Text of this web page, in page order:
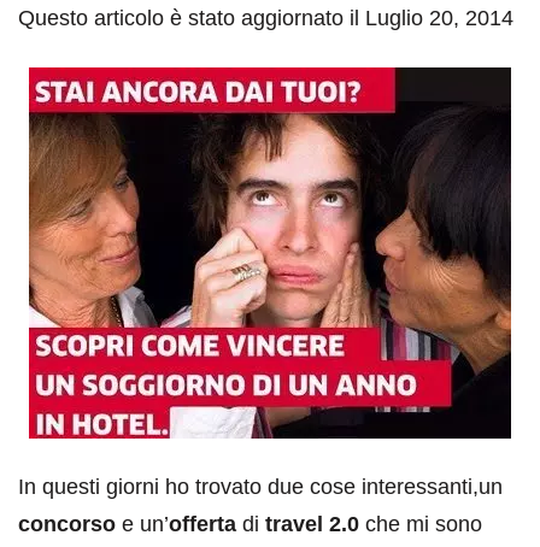
Questo articolo è stato aggiornato il Luglio 20, 2014
In questi giorni ho trovato due cose interessanti,un
concorso e un’offerta di travel 2.0 che mi sono